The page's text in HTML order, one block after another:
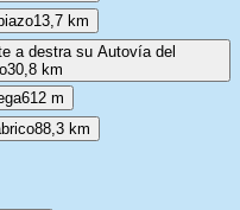
13,7 km
a destra su Autovía del
30,8 km
612 m
88,3 km